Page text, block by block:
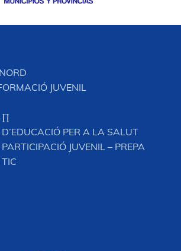
JUVENIL
PER A LA SALUT
PARTICIPACIÓ JUVENIL – PREPA